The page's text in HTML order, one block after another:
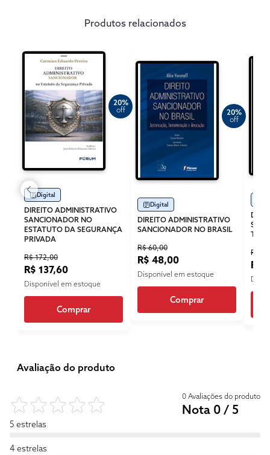
Produtos relacionados
20%
off
Digital
DIREITO ADMINISTRATIVO
SANCIONADOR NO
ESTATUTO DA SEGURANÇA
PRIVADA
R$ 172,00
R$ 137,60
Disponível em estoque
Comprar
20%
off
Digital
DIREITO ADMINISTRATIVO
SANCIONADOR NO BRASIL
R$ 60,00
R$ 48,00
Disponível em estoque
Comprar
R$
R$
Avaliação do produto
0 Avaliações do produto
Nota 0 / 5
5 estrelas
4 estrelas